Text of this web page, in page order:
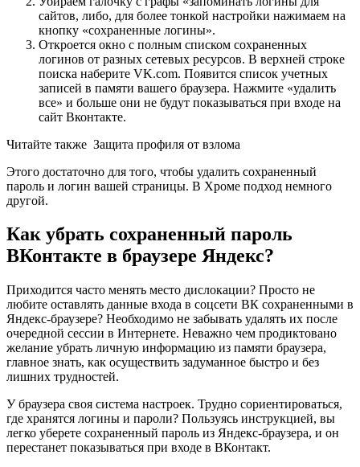
сайтов, либо, для более тонкой настройки нажимаем на
кнопку «сохраненные логины».
Откроется окно с полным списком сохраненных
логинов от разных сетевых ресурсов. В верхней строке
поиска наберите VK.com. Появится список учетных
записей в памяти вашего браузера. Нажмите «удалить
все» и больше они не будут показываться при входе на
сайт Вконтакте.
Читайте также Защита профиля от взлома
Этого достаточно для того, чтобы удалить сохраненный
пароль и логин вашей страницы. В Хроме подход немного
другой.
Как убрать сохраненный пароль
ВКонтакте в браузере Яндекс?
Приходится часто менять место дислокации? Просто не
любите оставлять данные входа в соцсети ВК сохраненными в
Яндекс-браузере? Необходимо не забывать удалять их после
очередной сессии в Интернете. Неважно чем продиктовано
желание убрать личную информацию из памяти браузера,
главное знать, как осуществить задуманное быстро и без
лишних трудностей.
У браузера своя система настроек. Трудно сориентироваться,
где хранятся логины и пароли? Пользуясь инструкцией, вы
легко уберете сохраненный пароль из Яндекс-браузера, и он
перестанет показываться при входе в ВКонтакт.